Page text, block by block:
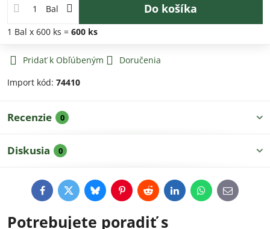
Bal Do košíka
1 Bal x 600 ks = 600 ks
Pridať k Obľúbeným
Doručenia
Import kód: 74410
Recenzie 0
Diskusia 0
FacebookTwitterBlueskyPinterestRedditLinkedInWhatsApp
E-
mail
Potrebujete poradiť s